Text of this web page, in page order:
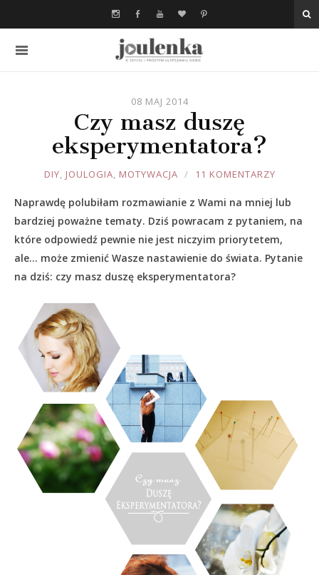
08 MAJ 2014
Czy masz duszę
eksperymentatora?
JOULE
DIY, JOULOGIA, MOTYWACJA 11 KOMENTARZY
Naprawdę polubiłam rozmawianie z Wami na mniej lub
bardziej poważne tematy. Dziś powracam z pytaniem, na
które odpowiedź pewnie nie jest niczyim priorytetem,
ale… może zmienić Wasze nastawienie do świata. Pytanie
na dziś: czy masz duszę eksperymentatora?